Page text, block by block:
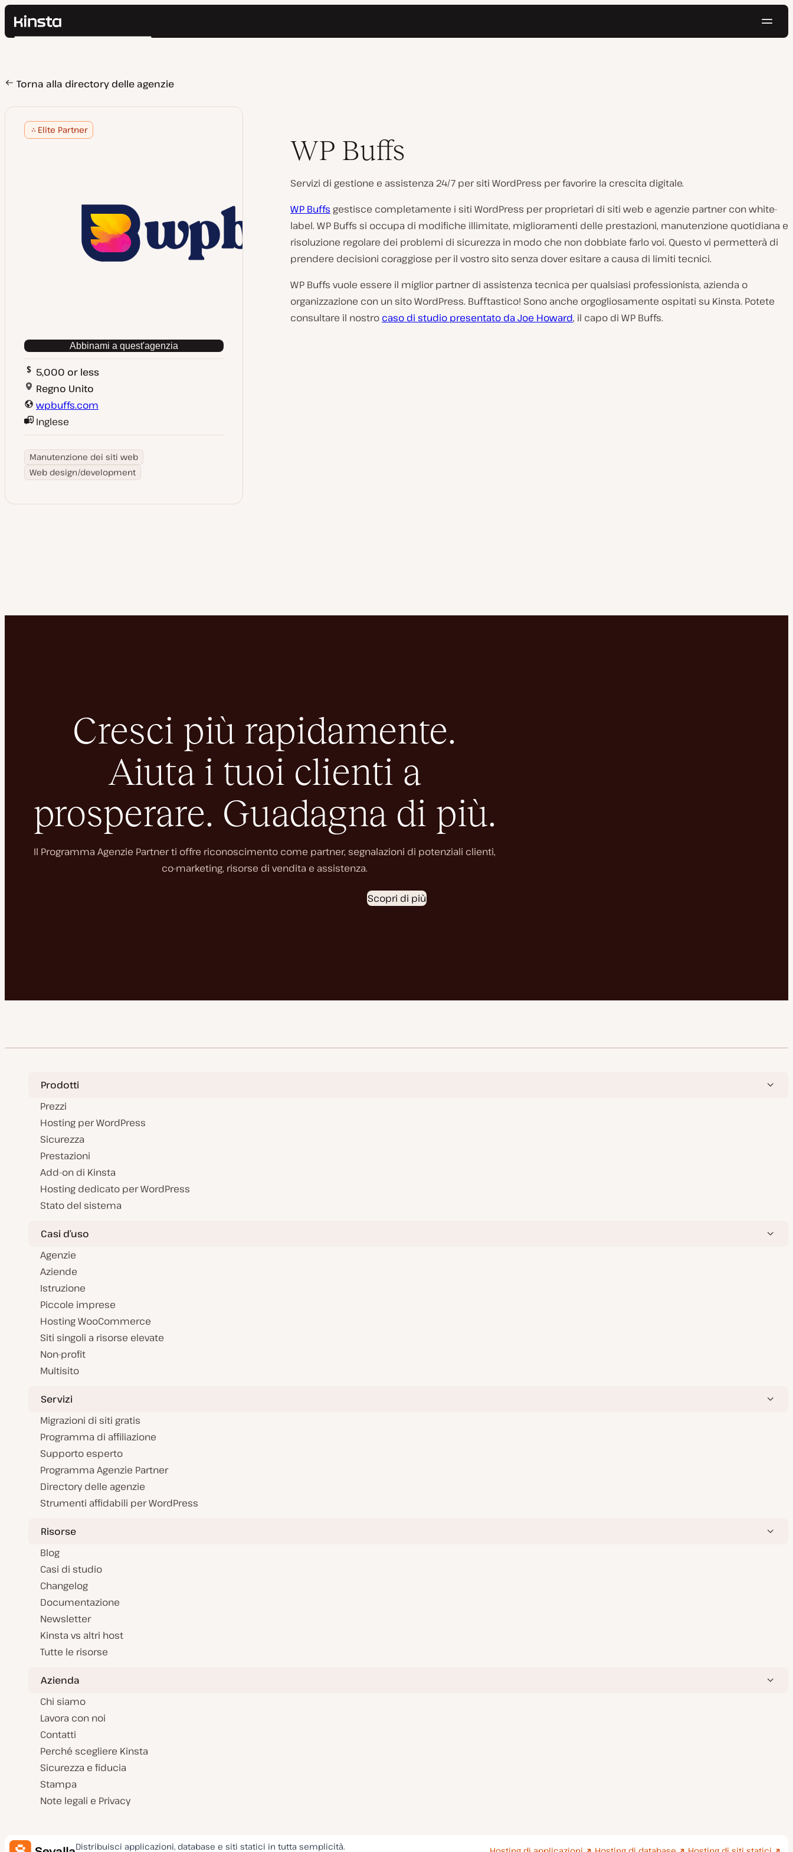
Kinsta®
Prezzi
Contatti
Cerca
Torna alla directory delle agenzie
Elite Partner
Abbinami a quest'agenzia
5,000 or less
Regno Unito
wpbuffs.com
Inglese
Manutenzione dei siti web
Web design/development
WP Buffs
Servizi di gestione e assistenza 24/7 per siti WordPress per favorire la crescita digitale.
WP Buffs gestisce completamente i siti WordPress per proprietari di siti web e agenzie partner con white-
label. WP Buffs si occupa di modifiche illimitate, miglioramenti delle prestazioni, manutenzione quotidiana e
risoluzione regolare dei problemi di sicurezza in modo che non dobbiate farlo voi. Questo vi permetterà di
prendere decisioni coraggiose per il vostro sito senza dover esitare a causa di limiti tecnici.
WP Buffs vuole essere il miglior partner di assistenza tecnica per qualsiasi professionista, azienda o
organizzazione con un sito WordPress. Bufftastico! Sono anche orgogliosamente ospitati su Kinsta. Potete
consultare il nostro caso di studio presentato da Joe Howard, il capo di WP Buffs.
Cresci più rapidamente.
Aiuta i tuoi clienti a
prosperare. Guadagna di più.
Il Programma Agenzie Partner ti offre riconoscimento come partner, segnalazioni di potenziali clienti,
co-marketing, risorse di vendita e assistenza.
Scopri di più
Prodotti
Prezzi
Hosting per WordPress
Sicurezza
Prestazioni
Add-on di Kinsta
Hosting dedicato per WordPress
Stato del sistema
Casi d’uso
Agenzie
Aziende
Istruzione
Piccole imprese
Hosting WooCommerce
Siti singoli a risorse elevate
Non-profit
Multisito
Servizi
Migrazioni di siti gratis
Programma di affiliazione
Supporto esperto
Programma Agenzie Partner
Directory delle agenzie
Strumenti affidabili per WordPress
Risorse
Blog
Casi di studio
Changelog
Documentazione
Newsletter
Kinsta vs altri host
Tutte le risorse
Azienda
Chi siamo
Lavora con noi
Contatti
Perché scegliere Kinsta
Sicurezza e fiducia
Stampa
Note legali e Privacy
Distribuisci applicazioni, database e siti statici in tutta semplicità.